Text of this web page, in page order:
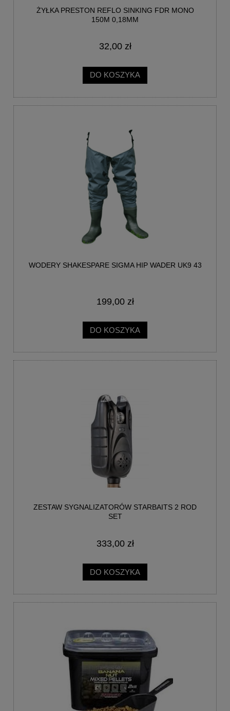
ŻYŁKA PRESTON REFLO SINKING FDR MONO
150M 0,18MM
32,00 zł
DO KOSZYKA
WODERY SHAKESPARE SIGMA HIP WADER UK9 43
199,00 zł
DO KOSZYKA
ZESTAW SYGNALIZATORÓW STARBAITS 2 ROD
SET
333,00 zł
DO KOSZYKA